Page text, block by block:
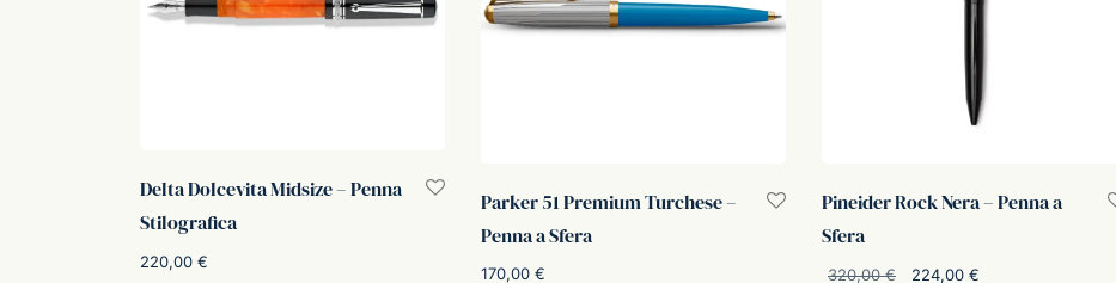
Delta Dolcevita Midsize – Penna
Stilografica
220,00 €
Parker 51 Premium Turchese –
Penna a Sfera
170,00 €
Pineider Rock Nera – Penna a
Sfera
320,00€
Il prezzo
224,00 €